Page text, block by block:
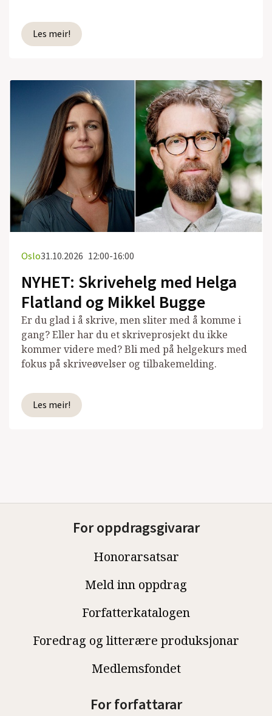
Les meir!
Oslo31.10.2026 12:00-16:00
NYHET: Skrivehelg med Helga
Flatland og Mikkel Bugge
Er du glad i å skrive, men sliter med å komme i
gang? Eller har du et skriveprosjekt du ikke
kommer videre med? Bli med på helgekurs med
fokus på skriveøvelser og tilbakemelding.
Les meir!
For oppdragsgivarar
Honorarsatsar
Meld inn oppdrag
Forfatterkatalogen
Foredrag og litterære produksjonar
Medlemsfondet
For forfattarar